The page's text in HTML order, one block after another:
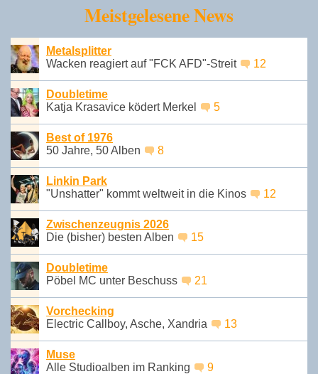
Meistgelesene News
Metalsplitter
Wacken reagiert auf "FCK AFD"-Streit
12
Doubletime
Katja Krasavice ködert Merkel
5
Best of 1976
50 Jahre, 50 Alben
8
Linkin Park
"Unshatter" kommt weltweit in die Kinos
12
Zwischenzeugnis 2026
Die (bisher) besten Alben
15
Doubletime
Pöbel MC unter Beschuss
21
Vorchecking
Electric Callboy, Asche, Xandria
13
Muse
Alle Studioalben im Ranking
9